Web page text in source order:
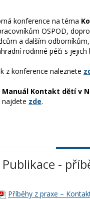
konference na téma
OSPOD,
a dalším
rodinné péči s jejich
z konference naleznete
Manuál Kontakt dětí v
najdete zde.
Publikace -
Příběhy z praxe –